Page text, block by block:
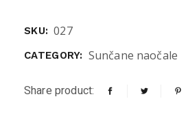
SKU: 027
CATEGORY: Sunčane naočale
Share product: